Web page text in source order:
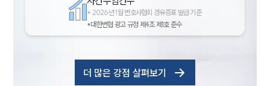
* 2026년 1월 변호사협회 경유증표 발급 기준
*대한변협 광고 규정 제4조 제1호 준수
더 많은 강점 살펴보기